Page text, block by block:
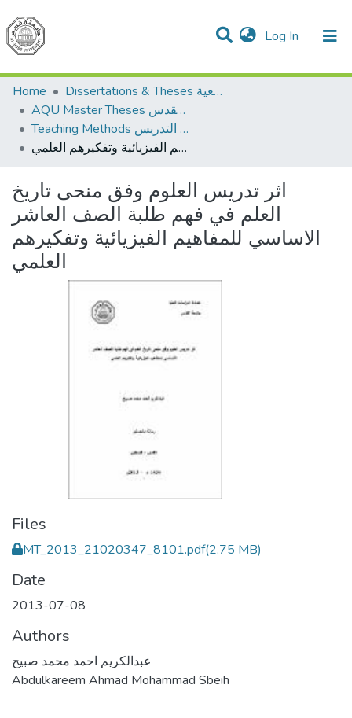
Log In (current)
Communities & Collections
All of DSpace
Home
Dissertations & Theses الرسائل الجامعية
AQU Master Theses الرسائل الجامعية الخاصة بجامعة القدس
Teaching Methods أساليب التدريس
اثر تدريس العلوم وفق منحى تاريخ العلم في فهم طلبة الصف العاشر الاساسي للمفاهيم الفيزيائية وتفكيرهم العلمي
اثر تدريس العلوم وفق منحى تاريخ
العلم في فهم طلبة الصف العاشر
الاساسي للمفاهيم الفيزيائية وتفكيرهم
العلمي
Files
MT_2013_21020347_8101.pdf(2.75 MB)
Date
2013-07-08
Authors
عبدالكريم احمد محمد صبيح
Abdulkareem Ahmad Mohammad Sbeih